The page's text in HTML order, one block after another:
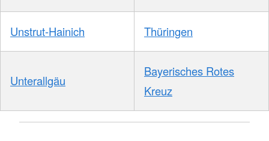
Unstrut-Hainich Thüringen
Unterallgäu
Bayerisches Rotes
Kreuz